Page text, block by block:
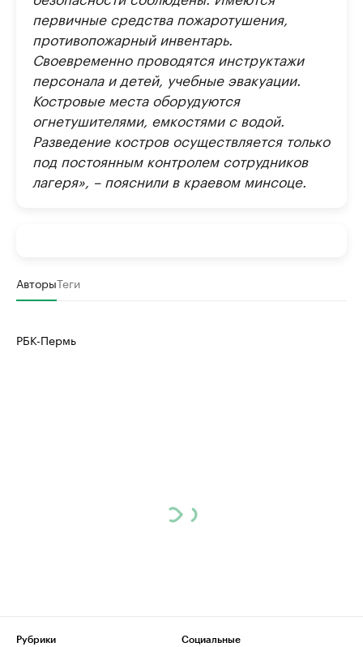
первичные средства пожаротушения,
противопожарный инвентарь.
Своевременно проводятся инструктажи
персонала и детей, учебные эвакуации.
Костровые места оборудуются
огнетушителями, емкостями с водой.
Разведение костров осуществляется только
под постоянным контролем сотрудников
лагеря», – пояснили в краевом минсоце.
АвторыТеги
РБК-Пермь
Рубрики
Социальные